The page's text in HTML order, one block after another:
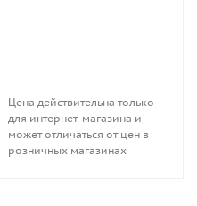
Цена действительна только
для интернет-магазина и
может отличаться от цен в
розничных магазинах